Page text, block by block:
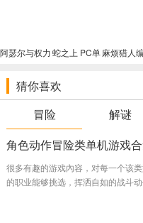
全新的方式体验和互动游戏世
现在游戏的竞争非常强烈，
就是几十款游戏，竞争力稍微
大家都有这种感觉，所以好游
阿瑟尔与权力
破解内附说
明）
蛇之上 PC单麻烦猎人
解内附说
猜你喜欢
冒险
解谜
角色动作冒险类单机游戏
很多有趣的游戏內容，对每一个该
的职业能够挑选，挥洒自如的战斗